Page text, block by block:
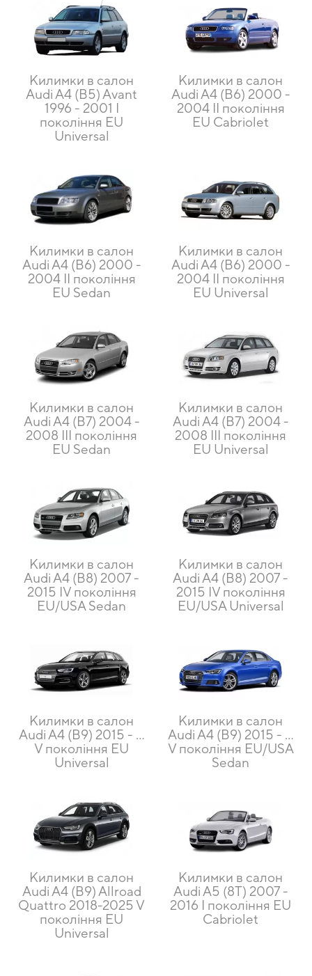
Килимки в салон
Audi A4 (B5) Avant
1996 - 2001 I
покоління EU
Universal
Килимки в салон
Audi A4 (B6) 2000 -
2004 II покоління
EU Cabriolet
Килимки в салон
Audi A4 (B6) 2000 -
2004 II покоління
EU Sedan
Килимки в салон
Audi A4 (B6) 2000 -
2004 II покоління
EU Universal
Килимки в салон
Audi A4 (B7) 2004 -
2008 III покоління
EU Sedan
Килимки в салон
Audi A4 (B7) 2004 -
2008 III покоління
EU Universal
Килимки в салон
Audi A4 (B8) 2007 -
2015 IV покоління
EU/USA Sedan
Килимки в салон
Audi A4 (B8) 2007 -
2015 IV покоління
EU/USA Universal
Килимки в салон
Audi A4 (B9) 2015 - …
V покоління EU
Universal
Килимки в салон
Audi A4 (B9) 2015 - …
V покоління EU/USA
Sedan
Килимки в салон
Audi A4 (B9) Allroad
Quattro 2018-2025 V
покоління EU
Universal
Килимки в салон
Audi A5 (8T) 2007 -
2016 I покоління EU
Cabriolet